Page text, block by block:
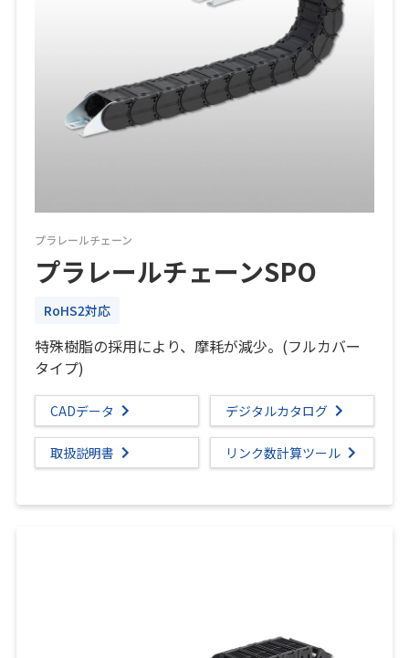
プラレールチェーン
プラレールチェーンSPO
RoHS2対応
特殊樹脂の採用により、摩耗が減少。(フルカバー
タイプ)
CADデータ デジタルカタログ
取扱説明書 リンク数計算ツール